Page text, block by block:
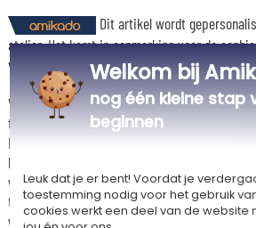
Dit artikel wordt
atelier. Het komt in aanmerking voor de
vanaf 85 € aankoop» -Zie voorwaarden
Voor elke bestelling onder 85 €, zijn de
toepassing.
De geschatte levertijden kunt je hieronder
bezorgopties bepalen: normale levering of
worden de mogelijke leveropties weergegeven
tijdens de stappen van je winkelwagen. (Als je
wel rekening met 3-4 dagen extra levertijd
Welkom bij
nog één kleine stap
beginnen
Leuk dat je er bent! Voordat je
toestemming nodig voor het gebruik
cookies werkt een deel van de website